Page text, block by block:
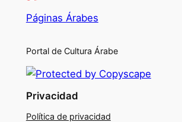
Páginas Árabes
Portal de Cultura Árabe
Privacidad
Política de privacidad